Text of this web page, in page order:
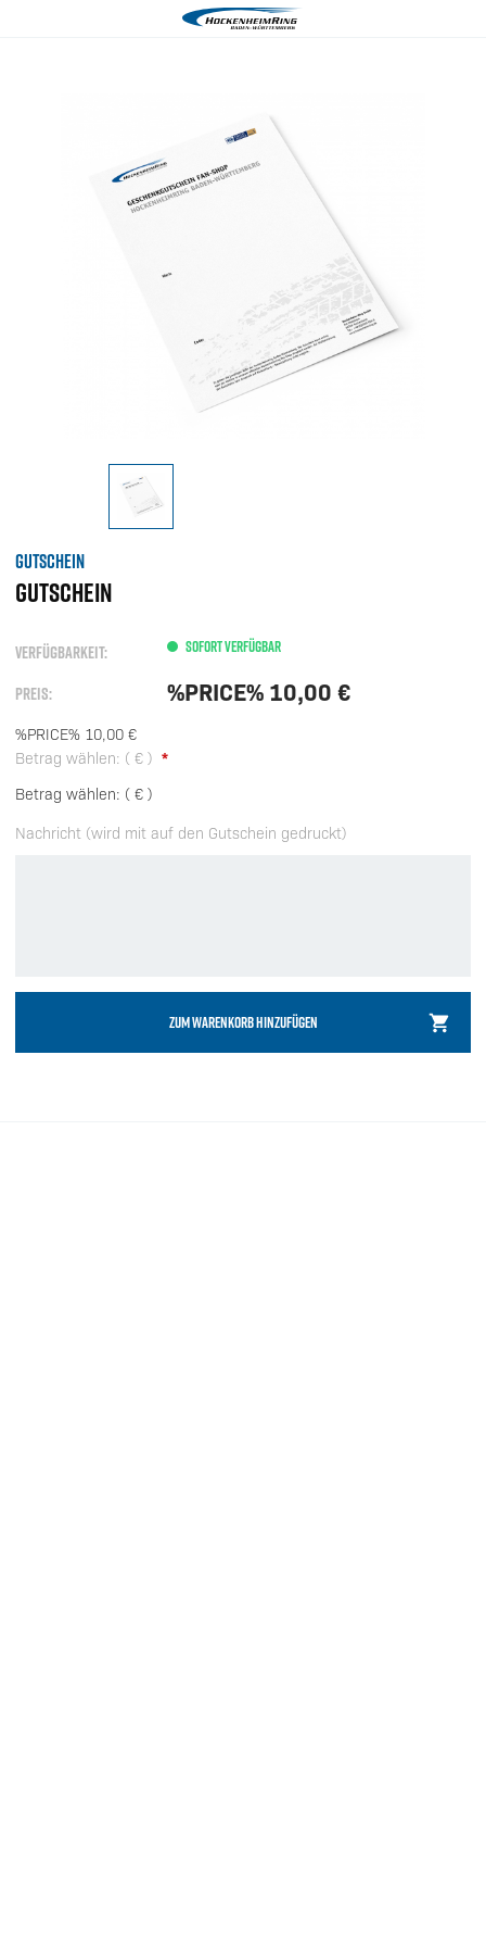
GUTSCHEIN
GUTSCHEIN
VERFÜGBARKEIT: SOFORT VERFÜGBAR
PREIS: %PRICE% 10,00€
%PRICE% 10,00 €
Betrag wählen: ( € )
Betrag wählen: ( € )
Nachricht (wird mit auf den Gutschein gedruckt)
ZUM WARENKORB HINZUFÜGEN